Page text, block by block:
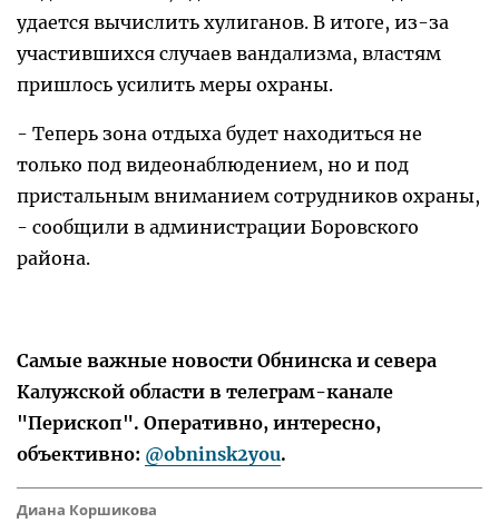
удается вычислить хулиганов. В итоге, из-за
участившихся случаев вандализма, властям
пришлось усилить меры охраны.
- Теперь зона отдыха будет находиться не
только под видеонаблюдением, но и под
пристальным вниманием сотрудников охраны,
- сообщили в администрации Боровского
района.
Самые важные новости Обнинска и севера
Калужской области в телеграм-канале
"Перископ". Оперативно, интересно,
объективно: @obninsk2you.
Диана Коршикова